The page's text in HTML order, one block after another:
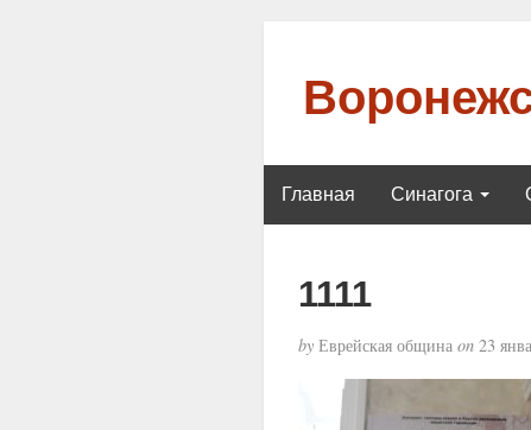
Главная Синагога
1111
byЕврейская община on23